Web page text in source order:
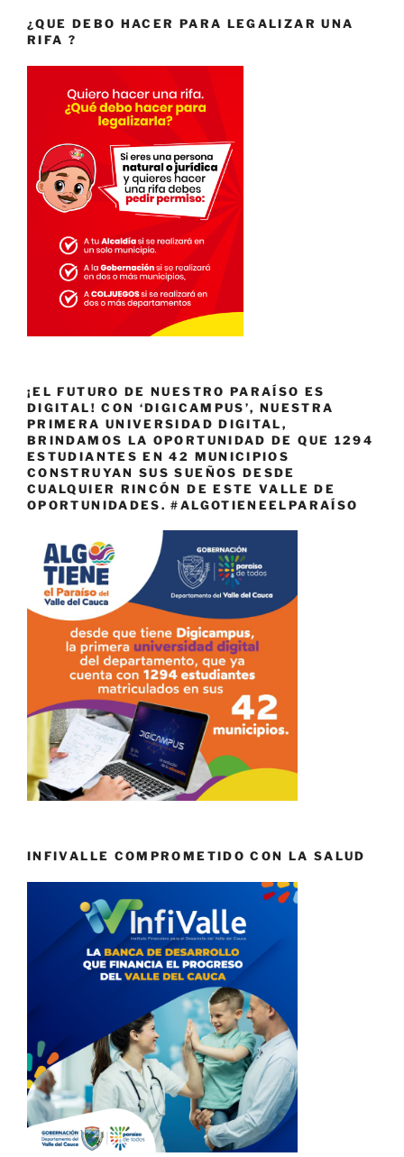
¿QUE DEBO HACER PARA LEGALIZAR UNA
RIFA ?
¡EL FUTURO DE NUESTRO PARAÍSO ES
DIGITAL! CON ‘DIGICAMPUS’, NUESTRA
PRIMERA UNIVERSIDAD DIGITAL,
BRINDAMOS LA OPORTUNIDAD DE QUE 1294
ESTUDIANTES EN 42 MUNICIPIOS
CONSTRUYAN SUS SUEÑOS DESDE
CUALQUIER RINCÓN DE ESTE VALLE DE
OPORTUNIDADES. #ALGOTIENEELPARAÍSO
INFIVALLE COMPROMETIDO CON LA SALUD